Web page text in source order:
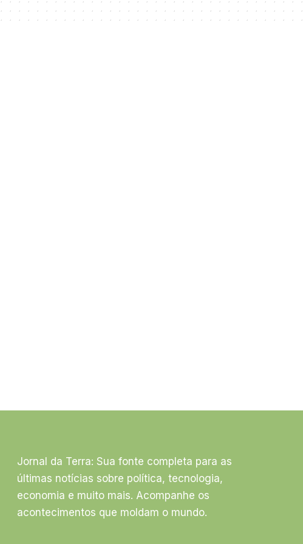
Jornal da Terra: Sua fonte completa para as
últimas notícias sobre política, tecnologia,
economia e muito mais. Acompanhe os
acontecimentos que moldam o mundo.